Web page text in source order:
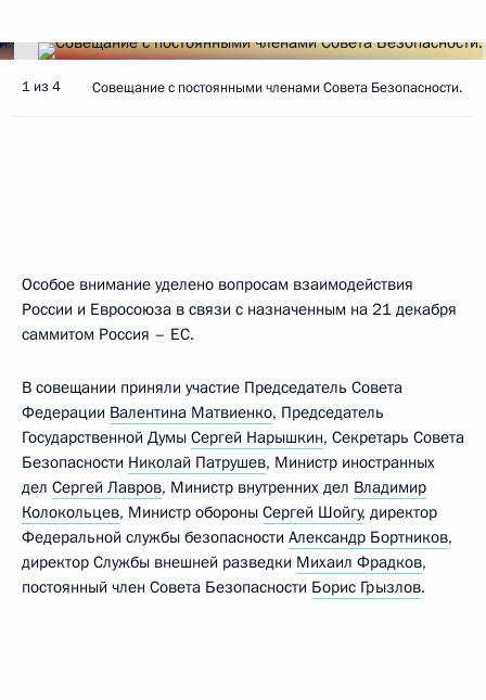
1 из 4 Совещание с постоянными членами Совета Безопасности.
Особое внимание уделено вопросам взаимодействия
России и Евросоюза в связи с назначенным на 21 декабря
саммитом Россия – ЕС.
В совещании приняли участие Председатель Совета
Федерации Валентина Матвиенко, Председатель
Государственной Думы Сергей Нарышкин, Секретарь Совета
Безопасности Николай Патрушев, Министр иностранных
дел Сергей Лавров, Министр внутренних дел Владимир
Колокольцев, Министр обороны Сергей Шойгу, директор
Федеральной службы безопасности Александр Бортников,
директор Службы внешней разведки Михаил Фрадков,
постоянный член Совета Безопасности Борис Грызлов.